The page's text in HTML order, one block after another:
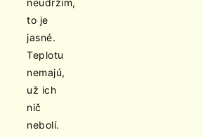
neudržím,
to je
jasné.
Teplotu
nemajú,
už ich
nič
nebolí.